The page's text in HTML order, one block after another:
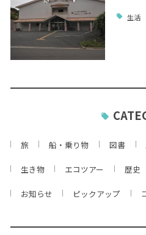
生活
旅 船・乗り物 図書
生き物 エコツアー 歴史
お知らせ ピックアップ